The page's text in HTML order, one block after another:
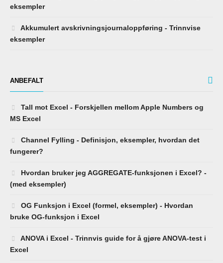
eksempler
Akkumulert avskrivningsjournaloppføring - Trinnvise
eksempler
ANBEFALT
Tall mot Excel - Forskjellen mellom Apple Numbers og
MS Excel
Channel Fylling - Definisjon, eksempler, hvordan det
fungerer?
Hvordan bruker jeg AGGREGATE-funksjonen i Excel? -
(med eksempler)
OG Funksjon i Excel (formel, eksempler) - Hvordan
bruke OG-funksjon i Excel
ANOVA i Excel - Trinnvis guide for å gjøre ANOVA-test i
Excel